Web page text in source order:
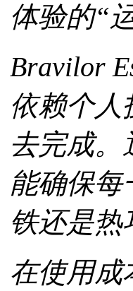
体验的“
Bravilor
依赖个人
去完成。
能确保
铁还是热
在使用成